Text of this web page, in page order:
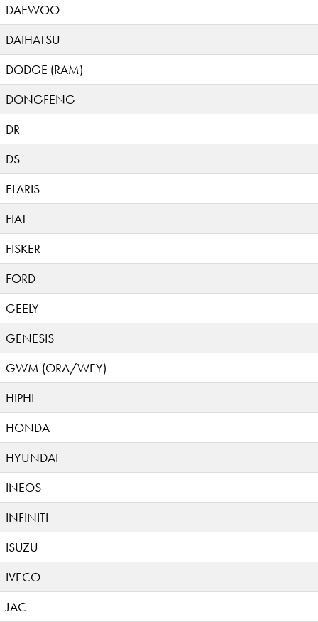
DAEWOO
DAIHATSU
DODGE (RAM)
DONGFENG
DR
DS
ELARIS
FIAT
FISKER
FORD
GEELY
GENESIS
GWM (ORA/WEY)
HIPHI
HONDA
HYUNDAI
INEOS
INFINITI
ISUZU
IVECO
JAC